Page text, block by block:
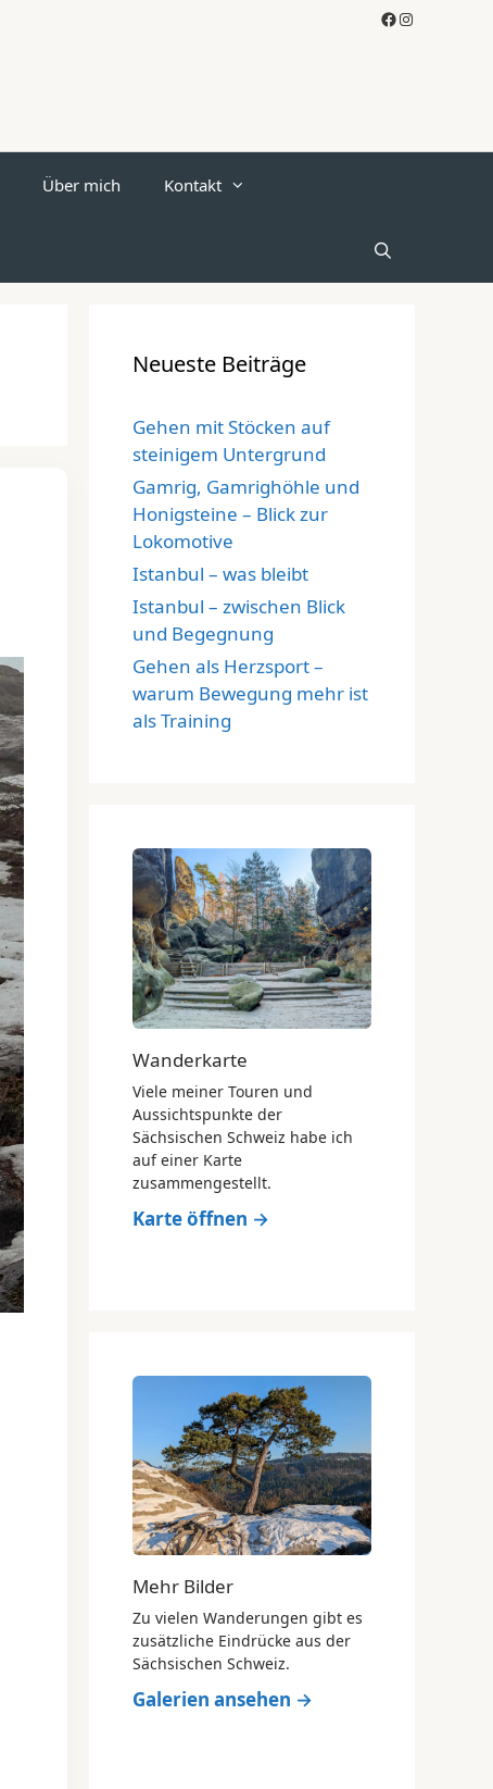
Facebook
Instagram
Über mich Kontakt
Neueste Beiträge
Gehen mit Stöcken auf
steinigem Untergrund
Gamrig, Gamrighöhle und
Honigsteine – Blick zur
Lokomotive
Istanbul – was bleibt
Istanbul – zwischen Blick
und Begegnung
Gehen als Herzsport –
warum Bewegung mehr ist
als Training
Wanderkarte
Viele meiner Touren und
Aussichtspunkte der
Sächsischen Schweiz habe ich
auf einer Karte
zusammengestellt.
Karte öffnen →
Mehr Bilder
Zu vielen Wanderungen gibt es
zusätzliche Eindrücke aus der
Sächsischen Schweiz.
Galerien ansehen →